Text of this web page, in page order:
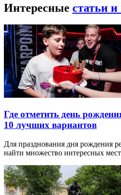
Интересные статьи
Где отметить день
10 лучших вариантов
Для празднования дня рождения
найти множество интересных